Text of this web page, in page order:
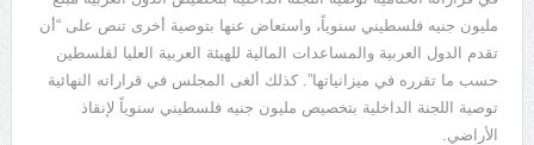
مليون جنيه فلسطيني سنوياً، واستعاض عنها بتوصية أخرى تنص على “أن
تقدم الدول العربية والمساعدات المالية للهيئة العربية العليا لفلسطين
حسب ما تقرره في ميزانياتها”. كذلك ألغى المجلس في قراراته النهائية
توصية اللجنة الداخلية بتخصيص مليون جنيه فلسطيني سنوياً لإنقاذ
الأراضي.